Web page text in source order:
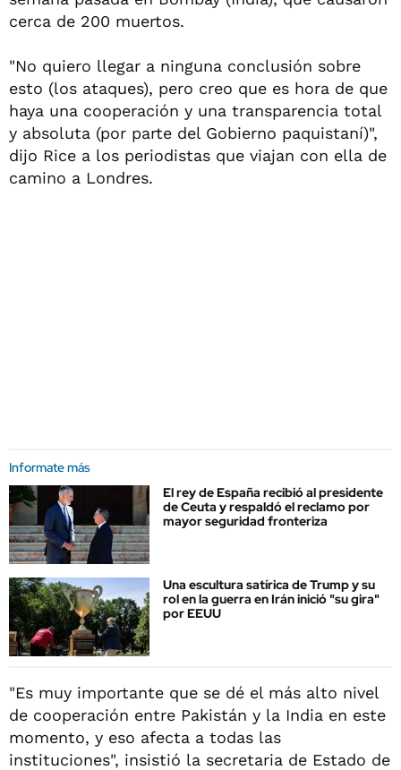
cerca de 200 muertos.
"No quiero llegar a ninguna conclusión sobre
esto (los ataques), pero creo que es hora de que
haya una cooperación y una transparencia total
y absoluta (por parte del Gobierno paquistaní)",
dijo Rice a los periodistas que viajan con ella de
camino a Londres.
Informate más
El rey de España recibió al presidente
de Ceuta y respaldó el reclamo por
mayor seguridad fronteriza
Una escultura satírica de Trump y su
rol en la guerra en Irán inició "su gira"
por EEUU
"Es muy importante que se dé el más alto nivel
de cooperación entre Pakistán y la India en este
momento, y eso afecta a todas las
instituciones", insistió la secretaria de Estado de